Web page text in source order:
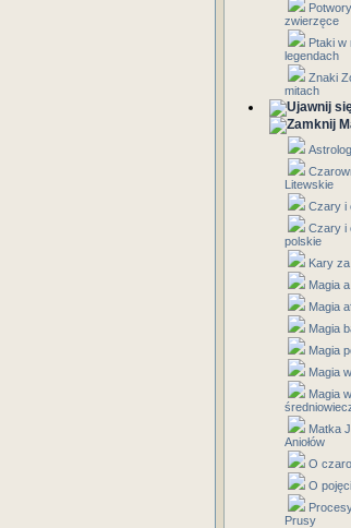
zwierzęce
Ptaki w
legendach
Znaki
mitach
Litewskie
Czary i
Czary i
polskie
Kary
Magia
Magia
Magia
Magia
Magia
Magia w
Matka
Aniołów
O
O
Prusy